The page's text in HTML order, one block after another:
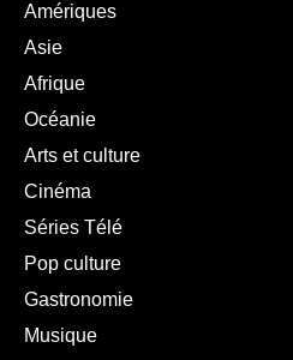
Amériques
Asie
Afrique
Océanie
Arts et culture
Cinéma
Séries Télé
Pop culture
Gastronomie
Musique